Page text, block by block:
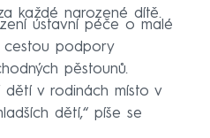
každé narozené dítě.
ústavní péče o malé
cestou podpory
pěstounů.
dětí v rodinách místo v
dětí,“ píše se